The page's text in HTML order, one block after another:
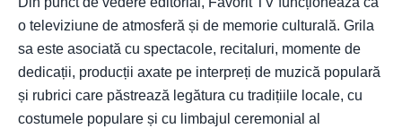
o televiziune de atmosferă și de memorie culturală. Grila
sa este asociată cu spectacole, recitaluri, momente de
dedicații, producții axate pe interpreți de muzică populară
și rubrici care păstrează legătura cu tradițiile locale, cu
costumele populare și cu limbajul ceremonial al